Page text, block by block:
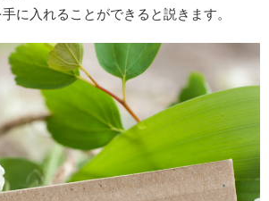
に入れることができると説きます。